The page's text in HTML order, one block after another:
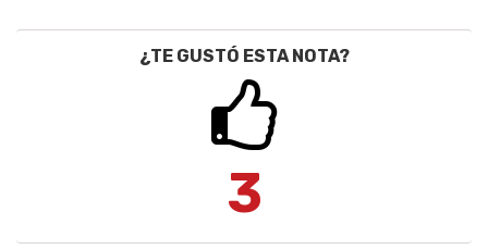
¿TE GUSTÓ ESTA NOTA?
3